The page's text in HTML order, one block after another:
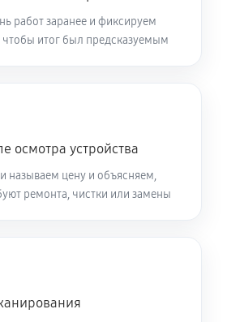
работ заранее и фиксируем
чтобы итог был предсказуемым
осмотра устройства
называем цену и объясняем,
ремонта, чистки или замены